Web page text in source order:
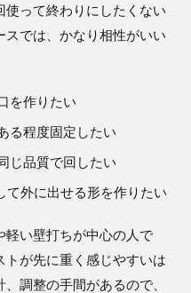
って終わりにしたくない
スでは、かなり相性がいい
を作りたい
る程度固定したい
じ品質で回したい
外に出せる形を作りたい
軽い壁打ちが中心の人で
が先に重く感じやすいは
調整の手間があるので、